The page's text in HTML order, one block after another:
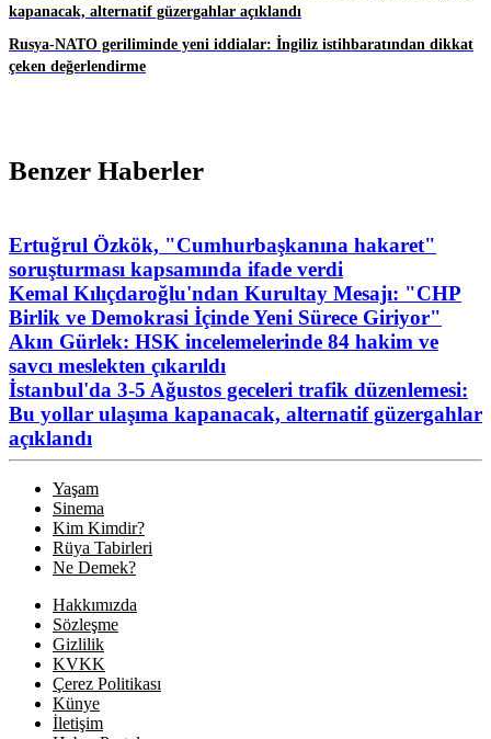
kapanacak, alternatif güzergahlar açıklandı
Rusya-NATO geriliminde yeni iddialar: İngiliz istihbaratından dikkat
çeken değerlendirme
Benzer Haberler
Ertuğrul Özkök, "Cumhurbaşkanına hakaret"
soruşturması kapsamında ifade verdi
Kemal Kılıçdaroğlu'ndan Kurultay Mesajı: "CHP
Birlik ve Demokrasi İçinde Yeni Sürece Giriyor"
Akın Gürlek: HSK incelemelerinde 84 hakim ve
savcı meslekten çıkarıldı
İstanbul'da 3-5 Ağustos geceleri trafik düzenlemesi:
Bu yollar ulaşıma kapanacak, alternatif güzergahlar
açıklandı
Yaşam
Sinema
Kim Kimdir?
Rüya Tabirleri
Ne Demek?
Hakkımızda
Sözleşme
Gizlilik
KVKK
Çerez Politikası
Künye
İletişim